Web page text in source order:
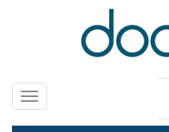
Toggle
navigation